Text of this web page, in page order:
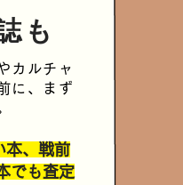
も
カルチャ
に、まず
本、戦前
でも査定